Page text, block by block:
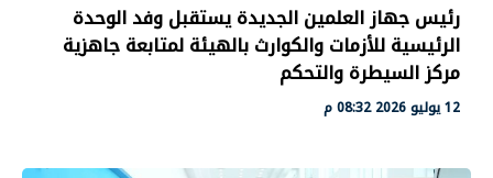
رئيس جهاز العلمين الجديدة يستقبل وفد الوحدة
الرئيسية للأزمات والكوارث بالهيئة لمتابعة جاهزية
مركز السيطرة والتحكم
12 يوليو 2026 08:32 م